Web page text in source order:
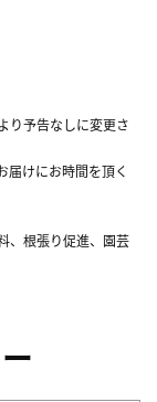
り予告なしに変更さ
けにお時間を頂く
、根張り促進、園芸